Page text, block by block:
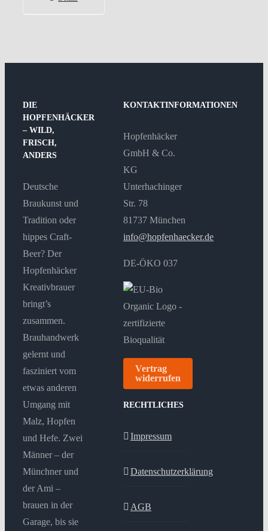
DIE
HOPFENHÄCKER
– WILD,
FRISCH,
ANDERS
Deutsche
Braukunst und
Tradition oder
hippes Craft-
Beer? Der
Hopfenhäcker
Kreativbrauer
bringt’s
zusammen.
Brauhandwerk
gelernt und
fasziniert vom
etwas anderen
Umgang mit
Malz, Hopfen
und Hefe. Zwei
Männer – der
Münchner und
der Ami –
brauen in der
Garage, bis sie
KONTAKTINFORMATIONEN
Hopfenhäcker
GmbH & Co.
KG
Unterhachinger
Str. 78
81737 München
info@hopfenhaecker.de
DE-ÖKO 037
Vertrag
widerrufen
RECHTLICHES
Impressum
Datenschutzerklärung
AGB